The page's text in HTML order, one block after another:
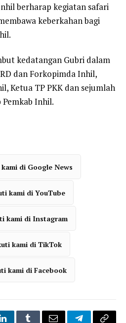
berharap kegiatan safari
keberkahan bagi
kedatangan Gubri dalam
dan Forkopimda Inhil,
Ketua TP PKK dan sejumlah
Pemkab Inhil.
di Google News
kami di YouTube
kami di Instagram
kami di TikTok
kami di Facebook